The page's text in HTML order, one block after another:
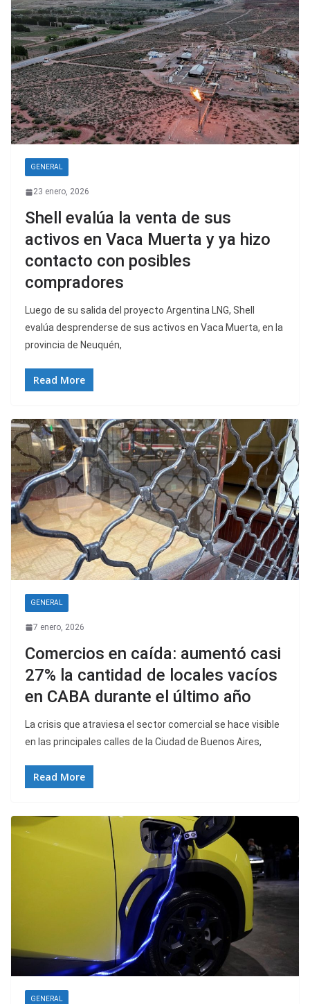
GENERAL
23 enero, 2026
Shell evalúa la venta de sus
activos en Vaca Muerta y ya hizo
contacto con posibles
compradores
Luego de su salida del proyecto Argentina LNG, Shell
evalúa desprenderse de sus activos en Vaca Muerta, en la
provincia de Neuquén,
Read More
GENERAL
7 enero, 2026
Comercios en caída: aumentó casi
27% la cantidad de locales vacíos
en CABA durante el último año
La crisis que atraviesa el sector comercial se hace visible
en las principales calles de la Ciudad de Buenos Aires,
Read More
GENERAL